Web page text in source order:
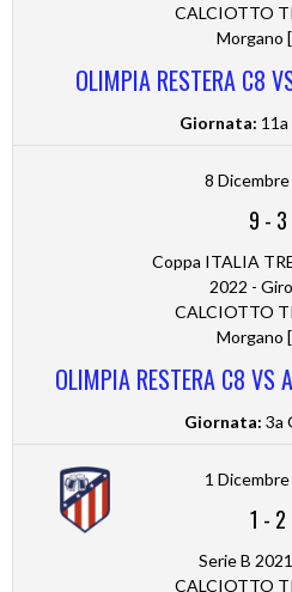
CALCIOTTO
Morgano
OLIMPIA RESTERA C8
Giornata:
8 Dicembre
9 - 3
Coppa ITALIA
2022 -
CALCIOTTO
Morgano
OLIMPIA RESTERA C8 VS
Giornata: 3a
1 Dicembre
1 - 2
Serie B
CALCIOTTO